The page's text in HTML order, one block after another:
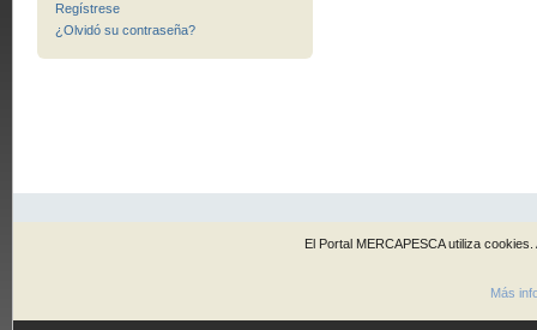
Regístrese
¿Olvidó su contraseña?
El Portal MERCAPESCA utiliza
Más